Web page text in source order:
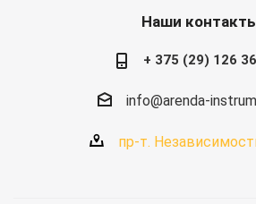
Наши
+ 375 (29) 126
info@arenda-
пр-т.